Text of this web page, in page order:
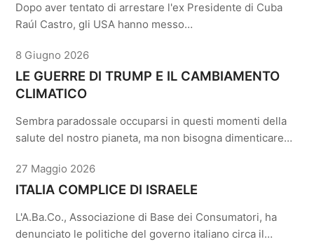
Dopo aver tentato di arrestare l'ex Presidente di Cuba
Raúl Castro, gli USA hanno messo…
8 Giugno 2026
LE GUERRE DI TRUMP E IL CAMBIAMENTO
CLIMATICO
Sembra paradossale occuparsi in questi momenti della
salute del nostro pianeta, ma non bisogna dimenticare…
27 Maggio 2026
ITALIA COMPLICE DI ISRAELE
L'A.Ba.Co., Associazione di Base dei Consumatori, ha
denunciato le politiche del governo italiano circa il…